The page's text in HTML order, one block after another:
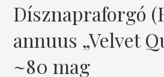
Dísznapraforgó
annuus „Velvet
~80 mag